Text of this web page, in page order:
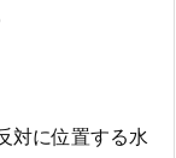
対に位置する水